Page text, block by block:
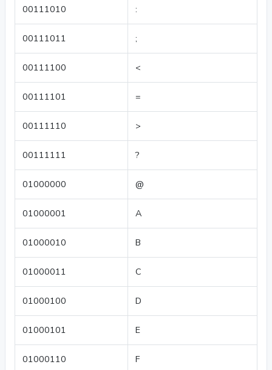
00111010 :
00111011 ;
00111100 <
00111101 =
00111110 >
00111111 ?
01000000 @
01000001 A
01000010 B
01000011 C
01000100 D
01000101 E
01000110 F